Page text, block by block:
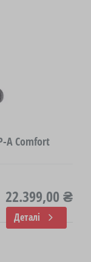
A Comfort
22.399,00 ₴
Деталі